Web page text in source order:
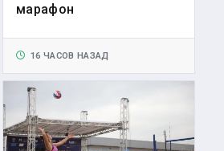
марафон
16 ЧАСОВ НАЗАД